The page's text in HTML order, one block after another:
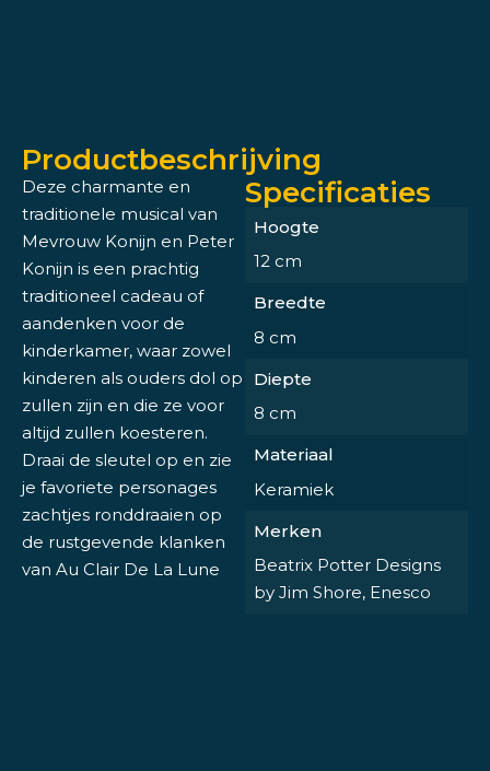
Productbeschrijving
Deze charmante en
traditionele musical van
Mevrouw Konijn en Peter
Konijn is een prachtig
traditioneel cadeau of
aandenken voor de
kinderkamer, waar zowel
kinderen als ouders dol op
zullen zijn en die ze voor
altijd zullen koesteren.
Draai de sleutel op en zie
je favoriete personages
zachtjes ronddraaien op
de rustgevende klanken
van Au Clair De La Lune
Specificaties
Hoogte
12 cm
Breedte
8 cm
Diepte
8 cm
Materiaal
Keramiek
Merken
Beatrix Potter Designs
by Jim Shore, Enesco